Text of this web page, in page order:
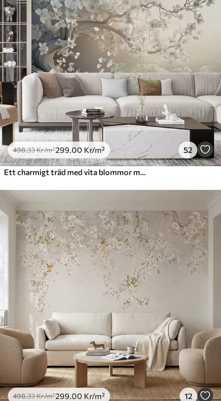
Premium
631 379.00Kr/m²
Premiumvinyl
725 .00435.00Kr/m²
Peel and Stick
900 .00540 /m²
498.33Kr/m²299 .00 Kr/m² 52
498.33Kr/m²299 .00 Kr/m² 12